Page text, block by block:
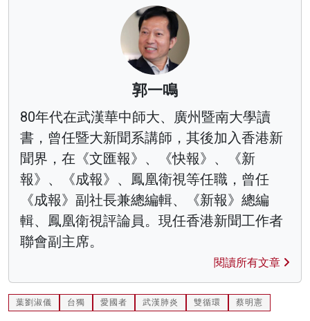
郭一鳴
80年代在武漢華中師大、廣州暨南大學讀
書，曾任暨大新聞系講師，其後加入香港新
聞界，在《文匯報》、《快報》、《新
報》、《成報》、鳳凰衛視等任職，曾任
《成報》副社長兼總編輯、《新報》總編
輯、鳳凰衛視評論員。現任香港新聞工作者
聯會副主席。
閱讀所有文章
葉劉淑儀 台獨 愛國者 武漢肺炎 雙循環 蔡明憲